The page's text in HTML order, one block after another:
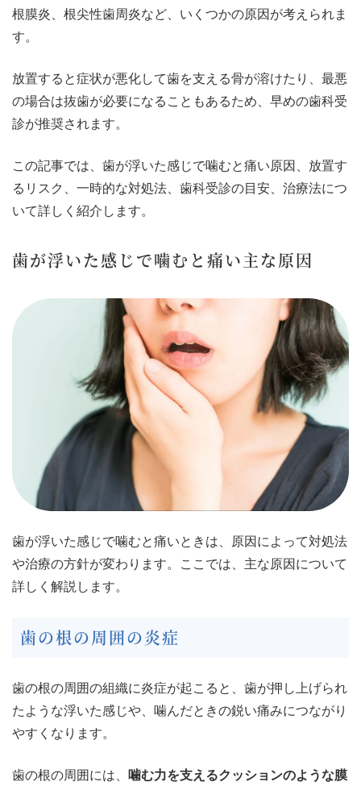
根膜炎、根尖性歯周炎など、いくつかの原因が考えられま
す。
放置すると症状が悪化して歯を支える骨が溶けたり、最悪
の場合は抜歯が必要になることもあるため、早めの歯科受
診が推奨されます。
この記事では、歯が浮いた感じで噛むと痛い原因、放置す
るリスク、一時的な対処法、歯科受診の目安、治療法につ
いて詳しく紹介します。
歯が浮いた感じで噛むと痛い主な原因
歯が浮いた感じで噛むと痛いときは、原因によって対処法
や治療の方針が変わります。ここでは、主な原因について
詳しく解説します。
歯の根の周囲の炎症
歯の根の周囲の組織に炎症が起こると、歯が押し上げられ
たような浮いた感じや、噛んだときの鋭い痛みにつながり
やすくなります。
歯の根の周囲には、
噛む力を支えるクッションのような膜